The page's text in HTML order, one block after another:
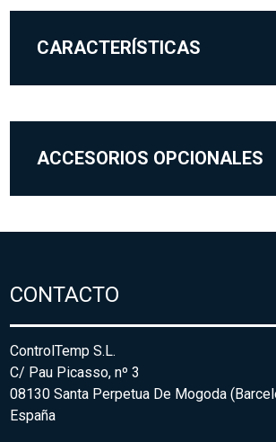
CARACTERÍSTICAS
ACCESORIOS OPCIONALES
CONTACTO
ControlTemp S.L.
C/ Pau Picasso, nº 3
08130 Santa Perpetua De Mogoda
España